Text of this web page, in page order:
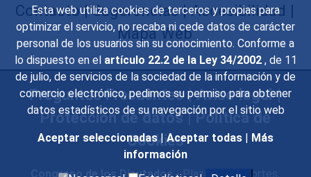
Esta web utiliza cookies de terceros y propias para
optimizar el servicio, no recaba ni cede datos de carácter
personal de los usuarios sin su conocimiento. Conforme a
lo dispuesto en el artículo 22.2 de la Ley 34/2002 , de 11
de julio, de servicios de la sociedad de la información y de
comercio electrónico, pedimos su permiso para obtener
datos estadísticos de su navegación por el sitio web
Aceptar seleccionadas | Aceptar todas | Más
información
Contacto|Sugerencias|Accesibilidad |
Mapa Web
Preguntas Frecuentes|Aviso legal|
Protección de datos|Política de
Cookies
Congreso de los Diputados- Plaza de las Cortes,